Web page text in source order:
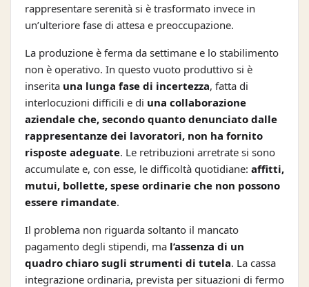
rappresentare serenità si è trasformato invece in
un’ulteriore fase di attesa e preoccupazione.
La produzione è ferma da settimane e lo stabilimento
non è operativo. In questo vuoto produttivo si è
inserita una lunga fase di incertezza, fatta di
interlocuzioni difficili e di una collaborazione
aziendale che, secondo quanto denunciato dalle
rappresentanze dei lavoratori, non ha fornito
risposte adeguate. Le retribuzioni arretrate si sono
accumulate e, con esse, le difficoltà quotidiane: affitti,
mutui, bollette, spese ordinarie che non possono
essere rimandate.
Il problema non riguarda soltanto il mancato
pagamento degli stipendi, ma l’assenza di un
quadro chiaro sugli strumenti di tutela. La cassa
integrazione ordinaria, prevista per situazioni di fermo